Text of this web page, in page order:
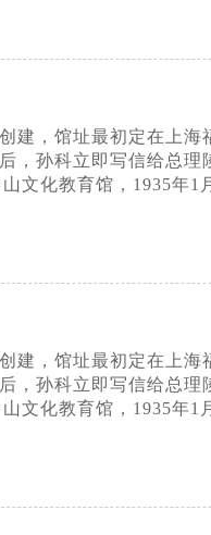
建，馆址最初定在上
，孙科立即写信给总
文化教育馆，1935年
建，馆址最初定在上
，孙科立即写信给总
文化教育馆，1935年